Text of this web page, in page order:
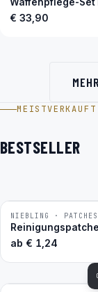
€ 33,90
MEISTVERKAUFT
BESTSELLER
BESTSELLER
NIEBLING ·
ab € 1,24